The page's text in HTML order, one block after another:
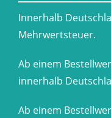
​Innerhalb
Mehrwertsteuer.
Ab einem
innerhalb
Ab einem